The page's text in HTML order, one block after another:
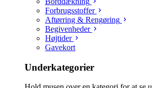
Forbrugsstoffer
Aftørring & Rengøring
Begivenheder
Højtider
Gavekort
Underkategorier